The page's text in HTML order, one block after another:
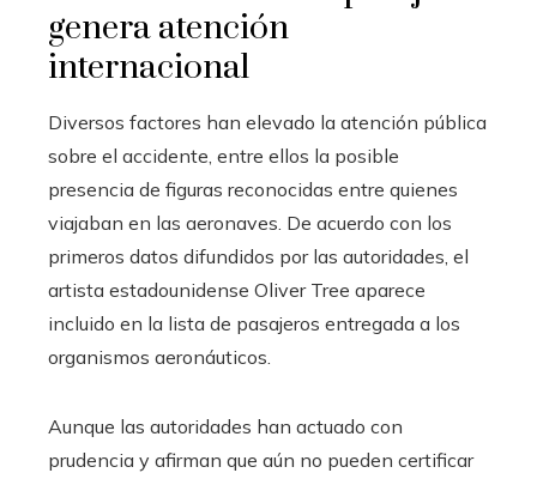
genera atención
internacional
Diversos factores han elevado la atención pública
sobre el accidente, entre ellos la posible
presencia de figuras reconocidas entre quienes
viajaban en las aeronaves. De acuerdo con los
primeros datos difundidos por las autoridades, el
artista estadounidense Oliver Tree aparece
incluido en la lista de pasajeros entregada a los
organismos aeronáuticos.
Aunque las autoridades han actuado con
prudencia y afirman que aún no pueden certificar